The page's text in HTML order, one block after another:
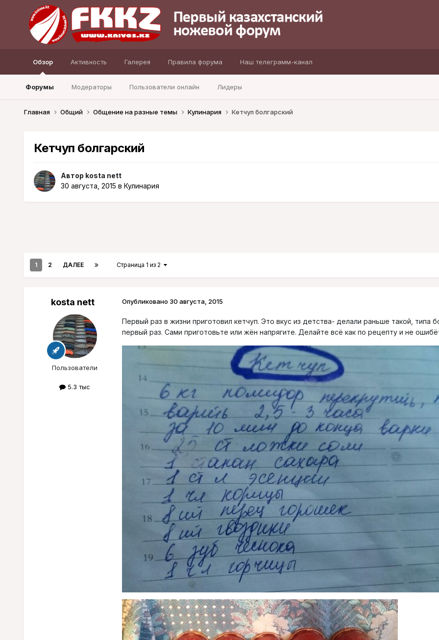
Обзор
Форумы Модераторы Пользователи онлайн Лидеры
Активность Галерея Правила форума Наш телеграмм-канал
Главная Общий Общение на разные темы Кулинария Кетчуп болгарский
Кетчуп болгарский
Автор kosta nett
30 августа, 2015 в Кулинария
1 2 ДАЛЕЕ Страница 1 из 2
kosta nett
Пользователи
5.3 тыс
Опубликовано 30 августа, 2015
Первый раз в жизни приготовил кетчуп. Это вкус из детства- делали раньше такой, типа
первый раз. Сами приготовьте или жён напрягите. Делайте всё как по рецепту и не